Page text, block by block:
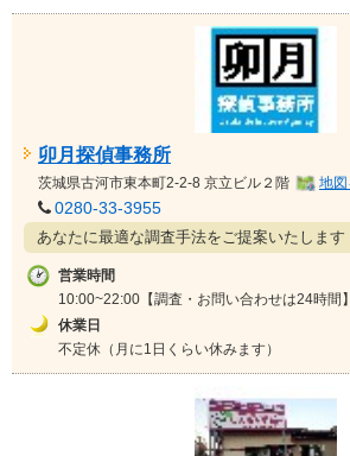
卯月探偵事務所
茨城県古河市東本町2-2-8 京立ビル２階 地図
0280-33-3955
あなたに最適な調査手法をご提案いたします
営業時間
10:00~22:00【調査・お問い合わせは24時間】
休業日
不定休（月に1日くらい休みます）